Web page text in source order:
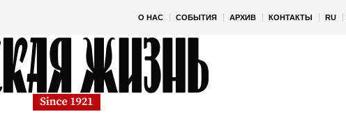
О НАС СОБЫТИЯ АРХИВ КОНТАКТЫ RU